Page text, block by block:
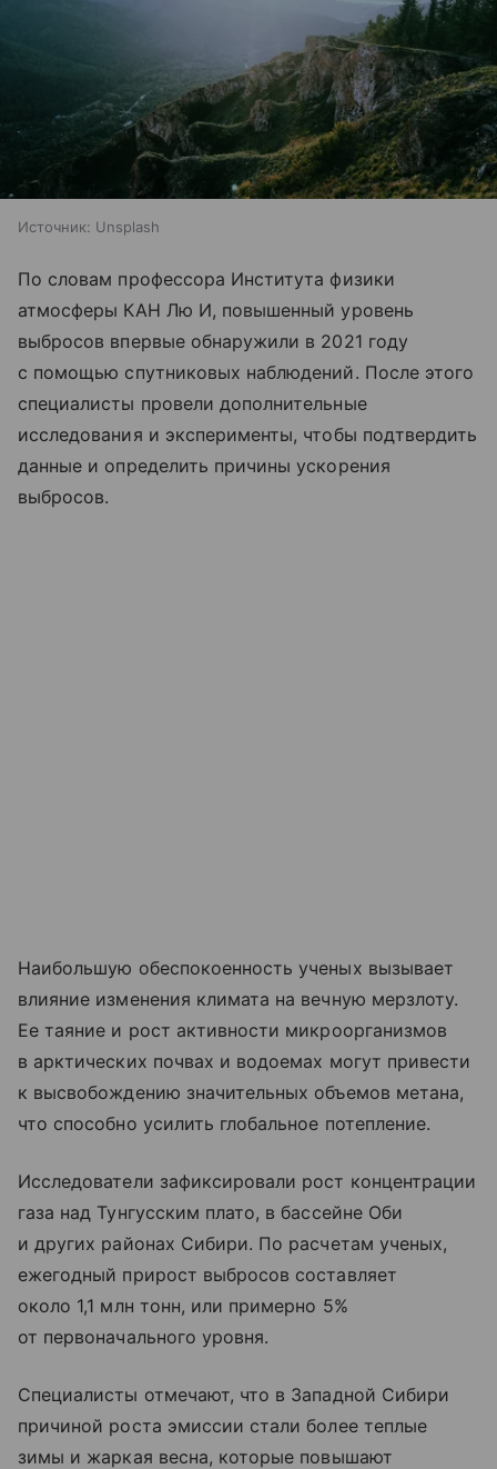
Источник: Unsplash
По словам профессора Института физики
атмосферы КАН Лю И, повышенный уровень
выбросов впервые обнаружили в 2021 году
с помощью спутниковых наблюдений. После этого
специалисты провели дополнительные
исследования и эксперименты, чтобы подтвердить
данные и определить причины ускорения
выбросов.
Наибольшую обеспокоенность ученых вызывает
влияние изменения климата на вечную мерзлоту.
Ее таяние и рост активности микроорганизмов
в арктических почвах и водоемах могут привести
к высвобождению значительных объемов метана,
что способно усилить глобальное потепление.
Исследователи зафиксировали рост концентрации
газа над Тунгусским плато, в бассейне Оби
и других районах Сибири. По расчетам ученых,
ежегодный прирост выбросов составляет
около 1,1 млн тонн, или примерно 5%
от первоначального уровня.
Специалисты отмечают, что в Западной Сибири
причиной роста эмиссии стали более теплые
зимы и жаркая весна, которые повышают